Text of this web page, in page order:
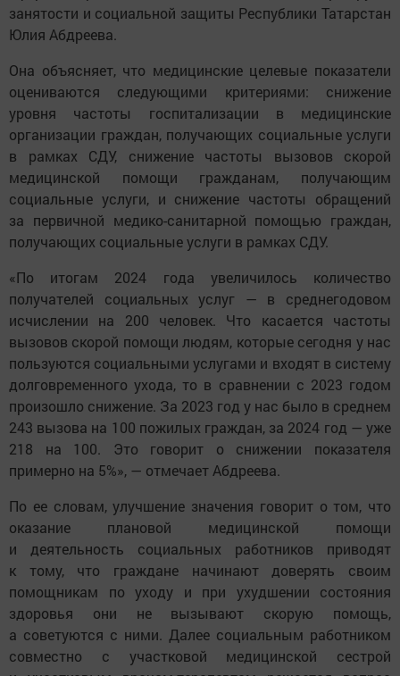
занятости и социальной защиты Республики Татарстан
Юлия Абдреева.
Она объясняет, что медицинские целевые показатели
оцениваются следующими критериями: снижение
уровня частоты госпитализации в медицинские
организации граждан, получающих социальные услуги
в рамках СДУ, снижение частоты вызовов скорой
медицинской помощи гражданам, получающим
социальные услуги, и снижение частоты обращений
за первичной медико-санитарной помощью граждан,
получающих социальные услуги в рамках СДУ.
«По итогам 2024 года увеличилось количество
получателей социальных услуг — в среднегодовом
исчислении на 200 человек. Что касается частоты
вызовов скорой помощи людям, которые сегодня у нас
пользуются социальными услугами и входят в систему
долговременного ухода, то в сравнении с 2023 годом
произошло снижение. За 2023 год у нас было в среднем
243 вызова на 100 пожилых граждан, за 2024 год — уже
218 на 100. Это говорит о снижении показателя
примерно на 5%», — отмечает Абдреева.
По ее словам, улучшение значения говорит о том, что
оказание плановой медицинской помощи
и деятельность социальных работников приводят
к тому, что граждане начинают доверять своим
помощникам по уходу и при ухудшении состояния
здоровья они не вызывают скорую помощь,
а советуются с ними. Далее социальным работником
совместно с участковой медицинской сестрой